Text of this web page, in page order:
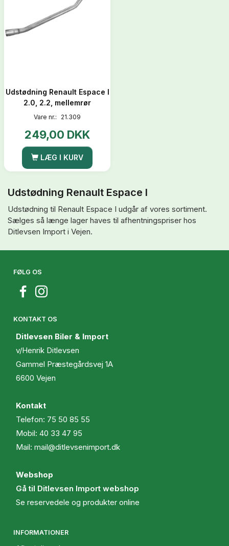
Udstødning Renault Espace I
2.0, 2.2, mellemrør
Vare nr.: 21.309
249,00 DKK
LÆG I KURV
Udstødning Renault Espace I
Udstødning til Renault Espace I udgår af vores sortiment.
Sælges så længe lager haves til afhentningspriser hos
Ditlevsen Import i Vejen.
FØLG OS
KONTAKT OS
Ditlevsen Biler & Import
v/Henrik Ditlevsen
Gammel Præstegårdsvej 1A
6600 Vejen
Kontakt
Telefon: 75 50 85 55
Mobil: 40 33 47 95
Mail: mail@ditlevsenimport.dk
Webshop
Gå til Ditlevsen Import webshop
Se reservedele og produkter online
INFORMATIONER